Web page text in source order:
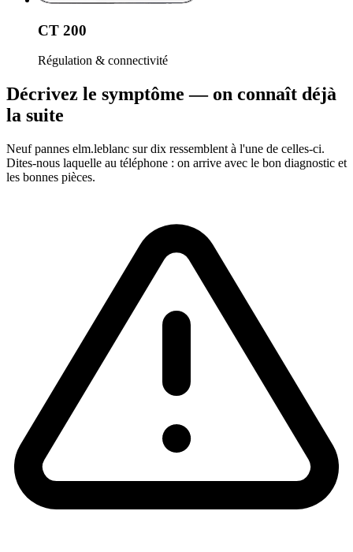
CT 200
Régulation & connectivité
Décrivez le symptôme — on connaît déjà
la suite
Neuf pannes elm.leblanc sur dix ressemblent à l'une de celles-ci.
Dites-nous laquelle au téléphone : on arrive avec le bon diagnostic et
les bonnes pièces.